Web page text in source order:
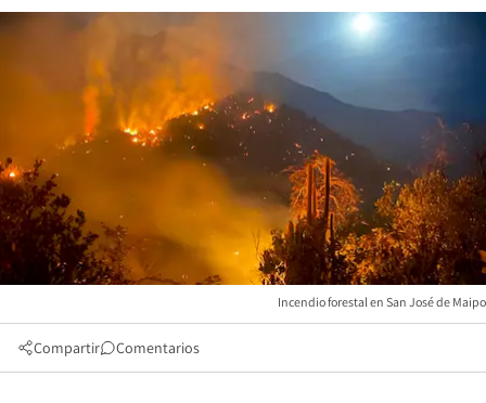
Incendio forestal en San José de Maipo
Compartir Comentarios